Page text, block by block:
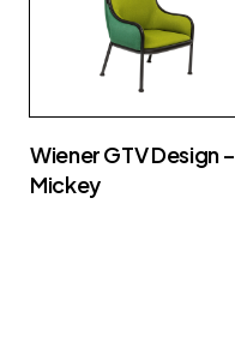
Wiener GTV Design –
Mickey